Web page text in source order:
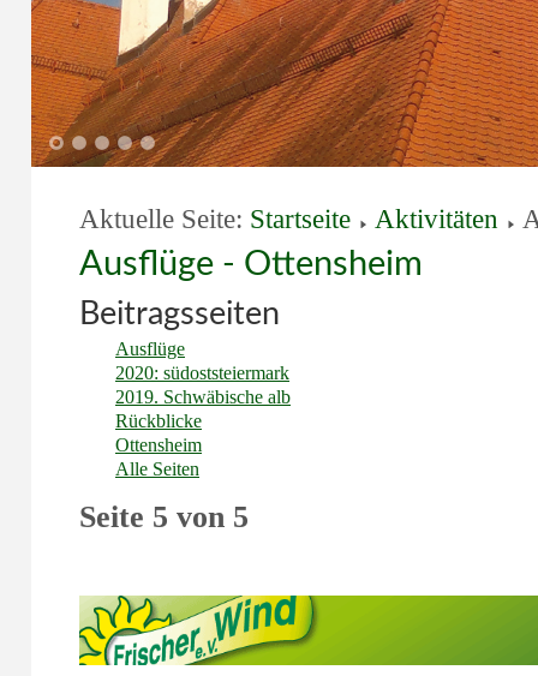
1 2 3 4 5
Aktuelle Seite: Startseite Aktivitäten
Ausflüge - Ottensheim
Beitragsseiten
Ausflüge
2020: südoststeiermark
2019. Schwäbische alb
Rückblicke
Ottensheim
Alle Seiten
Seite 5 von 5